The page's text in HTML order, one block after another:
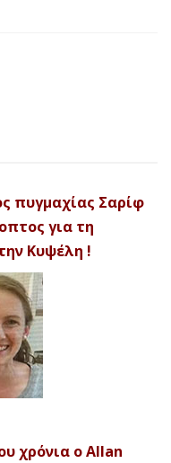
πυγμαχίας Σαρίφ
για τη
Κυψέλη !
χρόνια ο Allan